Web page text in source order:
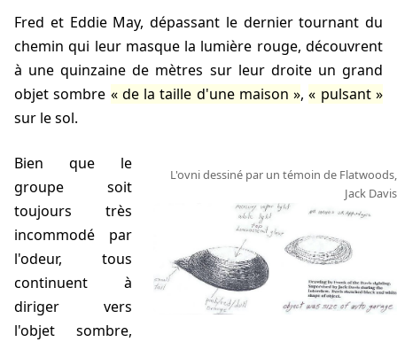
Fred et Eddie May, dépassant le dernier tournant du
chemin qui leur masque la lumière rouge, découvrent
à une quinzaine de mètres sur leur droite un grand
objet sombre
de la taille d'une maison ,
pulsant
sur le sol.
L'ovni dessiné par un témoin de Flatwoods,
Jack Davis
Bien que le
groupe soit
toujours très
incommodé par
l'odeur, tous
continuent à
diriger vers
l'objet sombre,